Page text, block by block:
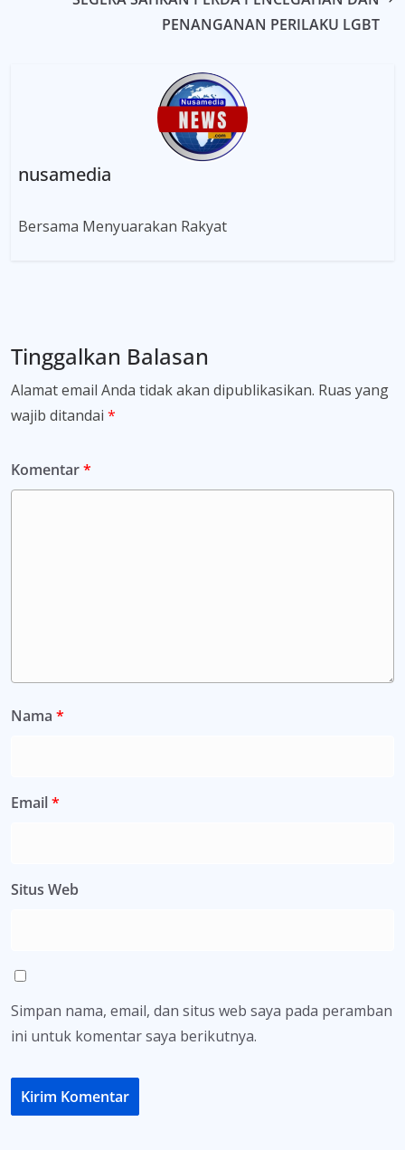
PENANGANAN PERILAKU LGBT
nusamedia
Bersama Menyuarakan Rakyat
Tinggalkan Balasan
Alamat email Anda tidak akan dipublikasikan. Ruas yang
wajib ditandai *
Komentar*
Nama *
Email*
Situs Web
Simpan nama, email, dan situs web saya pada peramban
ini untuk komentar saya berikutnya.